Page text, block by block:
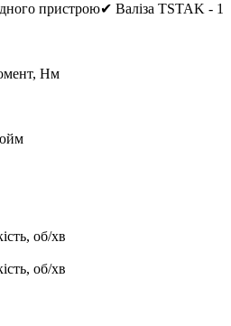
пристрою✔ Валіза TSTAK - 1
Нм
об/хв
об/хв